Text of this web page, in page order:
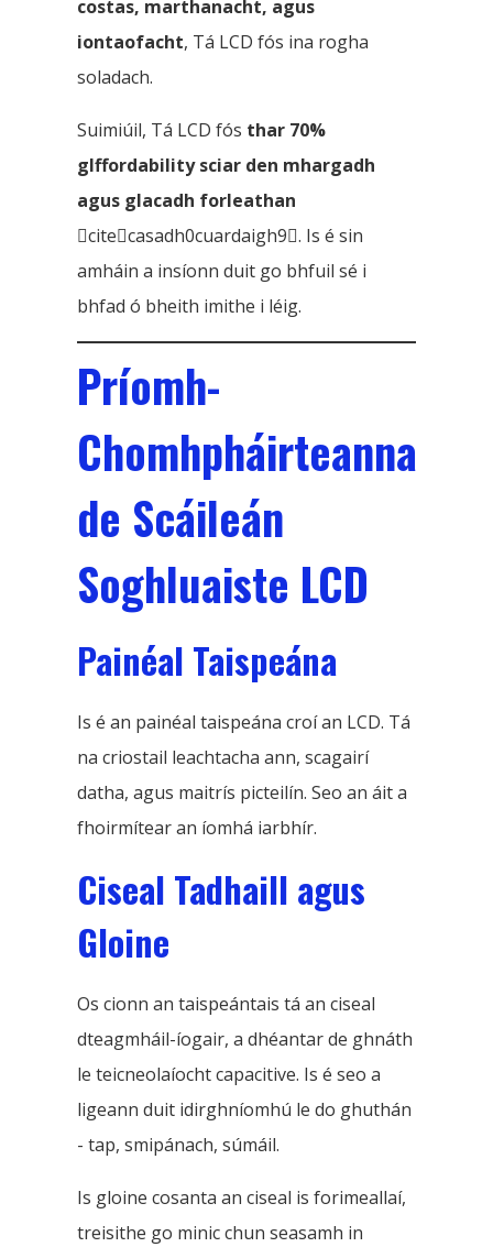
costas, marthanacht, agus
iontaofacht, Tá LCD fós ina rogha
soladach.
Suimiúil, Tá LCD fós thar 70%
glffordability sciar den mhargadh
agus glacadh forleathan
citecasadh0cuardaigh9. Is é sin
amháin a insíonn duit go bhfuil sé i
bhfad ó bheith imithe i léig.
Príomh-
Chomhpháirteanna
de Scáileán
Soghluaiste LCD
Painéal Taispeána
Is é an painéal taispeána croí an LCD. Tá
na criostail leachtacha ann, scagairí
datha, agus maitrís picteilín. Seo an áit a
fhoirmítear an íomhá iarbhír.
Ciseal Tadhaill agus
Gloine
Os cionn an taispeántais tá an ciseal
dteagmháil-íogair, a dhéantar de ghnáth
le teicneolaíocht capacitive. Is é seo a
ligeann duit idirghníomhú le do ghuthán
- tap, smipánach, súmáil.
Is gloine cosanta an ciseal is forimeallaí,
treisithe go minic chun seasamh in